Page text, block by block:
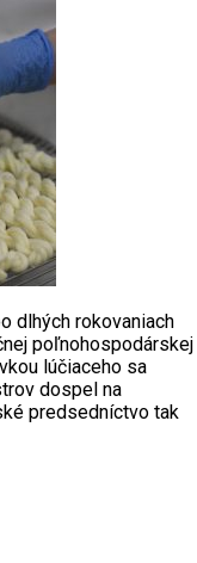
dlhých rokovaniach
poľnohospodárskej
lúčiaceho sa
dospel na
predsedníctvo tak